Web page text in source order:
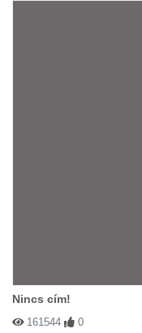
Nincs cím!
161544 0